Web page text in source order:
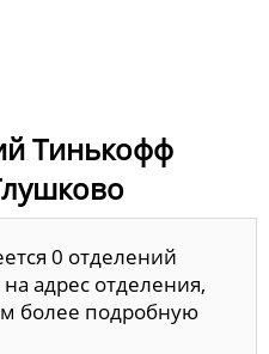
Тинькофф
0 отделений
адрес отделения,
более подробную